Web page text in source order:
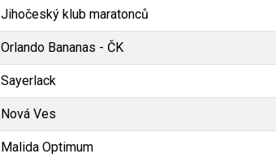
Jihočeský klub maratonců
Orlando Bananas - ČK
Sayerlack
Nová Ves
Malida Optimum